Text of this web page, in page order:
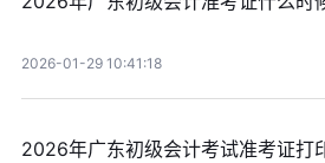
2026-01-29 10:41:18
2026年广东初级会计考试准考证打